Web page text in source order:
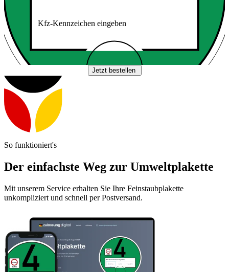
Kfz-Kennzeichen eingeben
Jetzt bestellen
So funktioniert's
Der einfachste Weg zur Umweltplakette
Mit unserem Service erhalten Sie Ihre Feinstaubplakette
unkompliziert und schnell per Postversand.